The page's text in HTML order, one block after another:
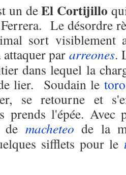
un deEl Cortijillo
Le désordre
sort
attaquer pararreones.
dans lequel la
lier. Soudain le toro
se retourne et
prends l'épée.
macheteo de la
sifflets pour le